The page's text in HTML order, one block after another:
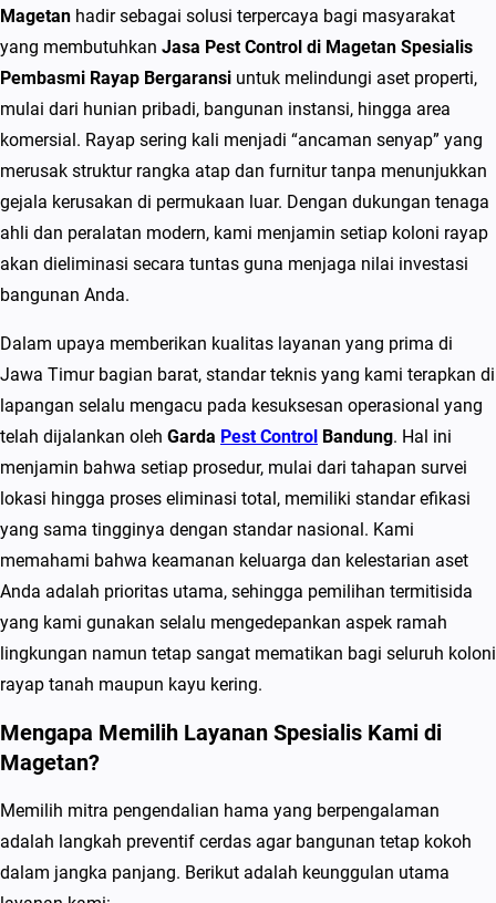
n
t
r
o
l
d
i
M
a
g
t
a
n
S
p
e
s
i
a
l
i
s
P
e
b
a
s
Magetan hadir sebagai solusi terpercaya bagi masyarakat
yang membutuhkan Jasa Pest Control di Magetan Spesialis
Pembasmi Rayap Bergaransi untuk melindungi aset properti,
mulai dari hunian pribadi, bangunan instansi, hingga area
komersial. Rayap sering kali menjadi “ancaman senyap” yang
merusak struktur rangka atap dan furnitur tanpa menunjukkan
gejala kerusakan di permukaan luar. Dengan dukungan tenaga
ahli dan peralatan modern, kami menjamin setiap koloni rayap
akan dieliminasi secara tuntas guna menjaga nilai investasi
bangunan Anda.
Dalam upaya memberikan kualitas layanan yang prima di
Jawa Timur bagian barat, standar teknis yang kami terapkan di
lapangan selalu mengacu pada kesuksesan operasional yang
telah dijalankan oleh Garda Pest Control Bandung. Hal ini
menjamin bahwa setiap prosedur, mulai dari tahapan survei
lokasi hingga proses eliminasi total, memiliki standar efikasi
yang sama tingginya dengan standar nasional. Kami
memahami bahwa keamanan keluarga dan kelestarian aset
Anda adalah prioritas utama, sehingga pemilihan termitisida
yang kami gunakan selalu mengedepankan aspek ramah
lingkungan namun tetap sangat mematikan bagi seluruh koloni
rayap tanah maupun kayu kering.
Mengapa Memilih Layanan Spesialis Kami di
Magetan?
Memilih mitra pengendalian hama yang berpengalaman
adalah langkah preventif cerdas agar bangunan tetap kokoh
dalam jangka panjang. Berikut adalah keunggulan utama